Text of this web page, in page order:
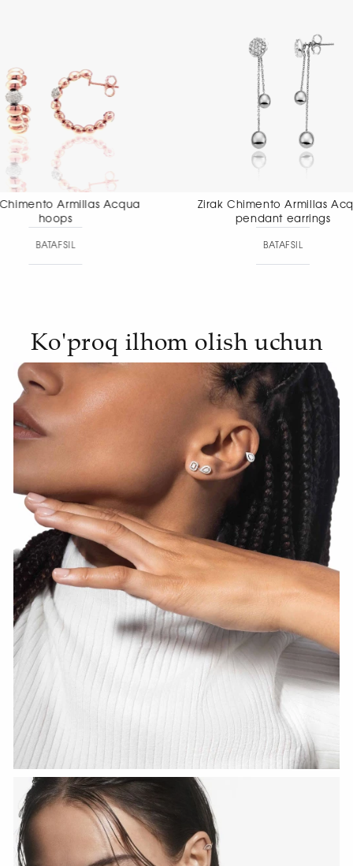
Zirak Chimento Armillas Acqua
Zirak
Ko'proq ilhom olish uchun
HOZIR KO‘RISH